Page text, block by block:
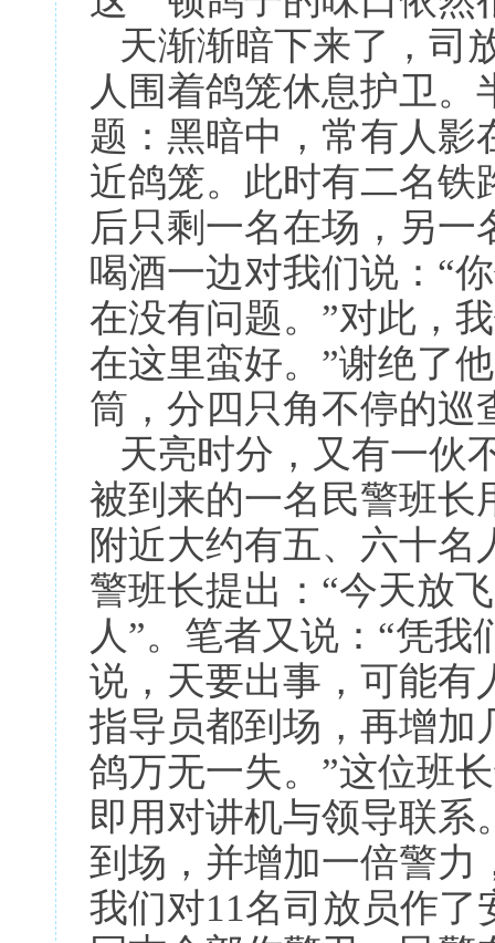
天渐渐暗下来了，司
人围着鸽笼休息护卫
题：黑暗中，常有人影
近鸽笼。此时有二名铁
后只剩一名在场，另
喝酒一边对我们说：“
在没有问题。”对此，
在这里蛮好。”谢绝了
筒，分四只角不停的巡
天亮时分，又有一伙
被到来的一名民警班长
附近大约有五、六十
警班长提出：“今天放
人”。笔者又说：“凭
说，天要出事，可能有
指导员都到场，再增加
鸽万无一失。”这位班
即用对讲机与领导联系
到场，并增加一倍警力
我们对11名司放员作了